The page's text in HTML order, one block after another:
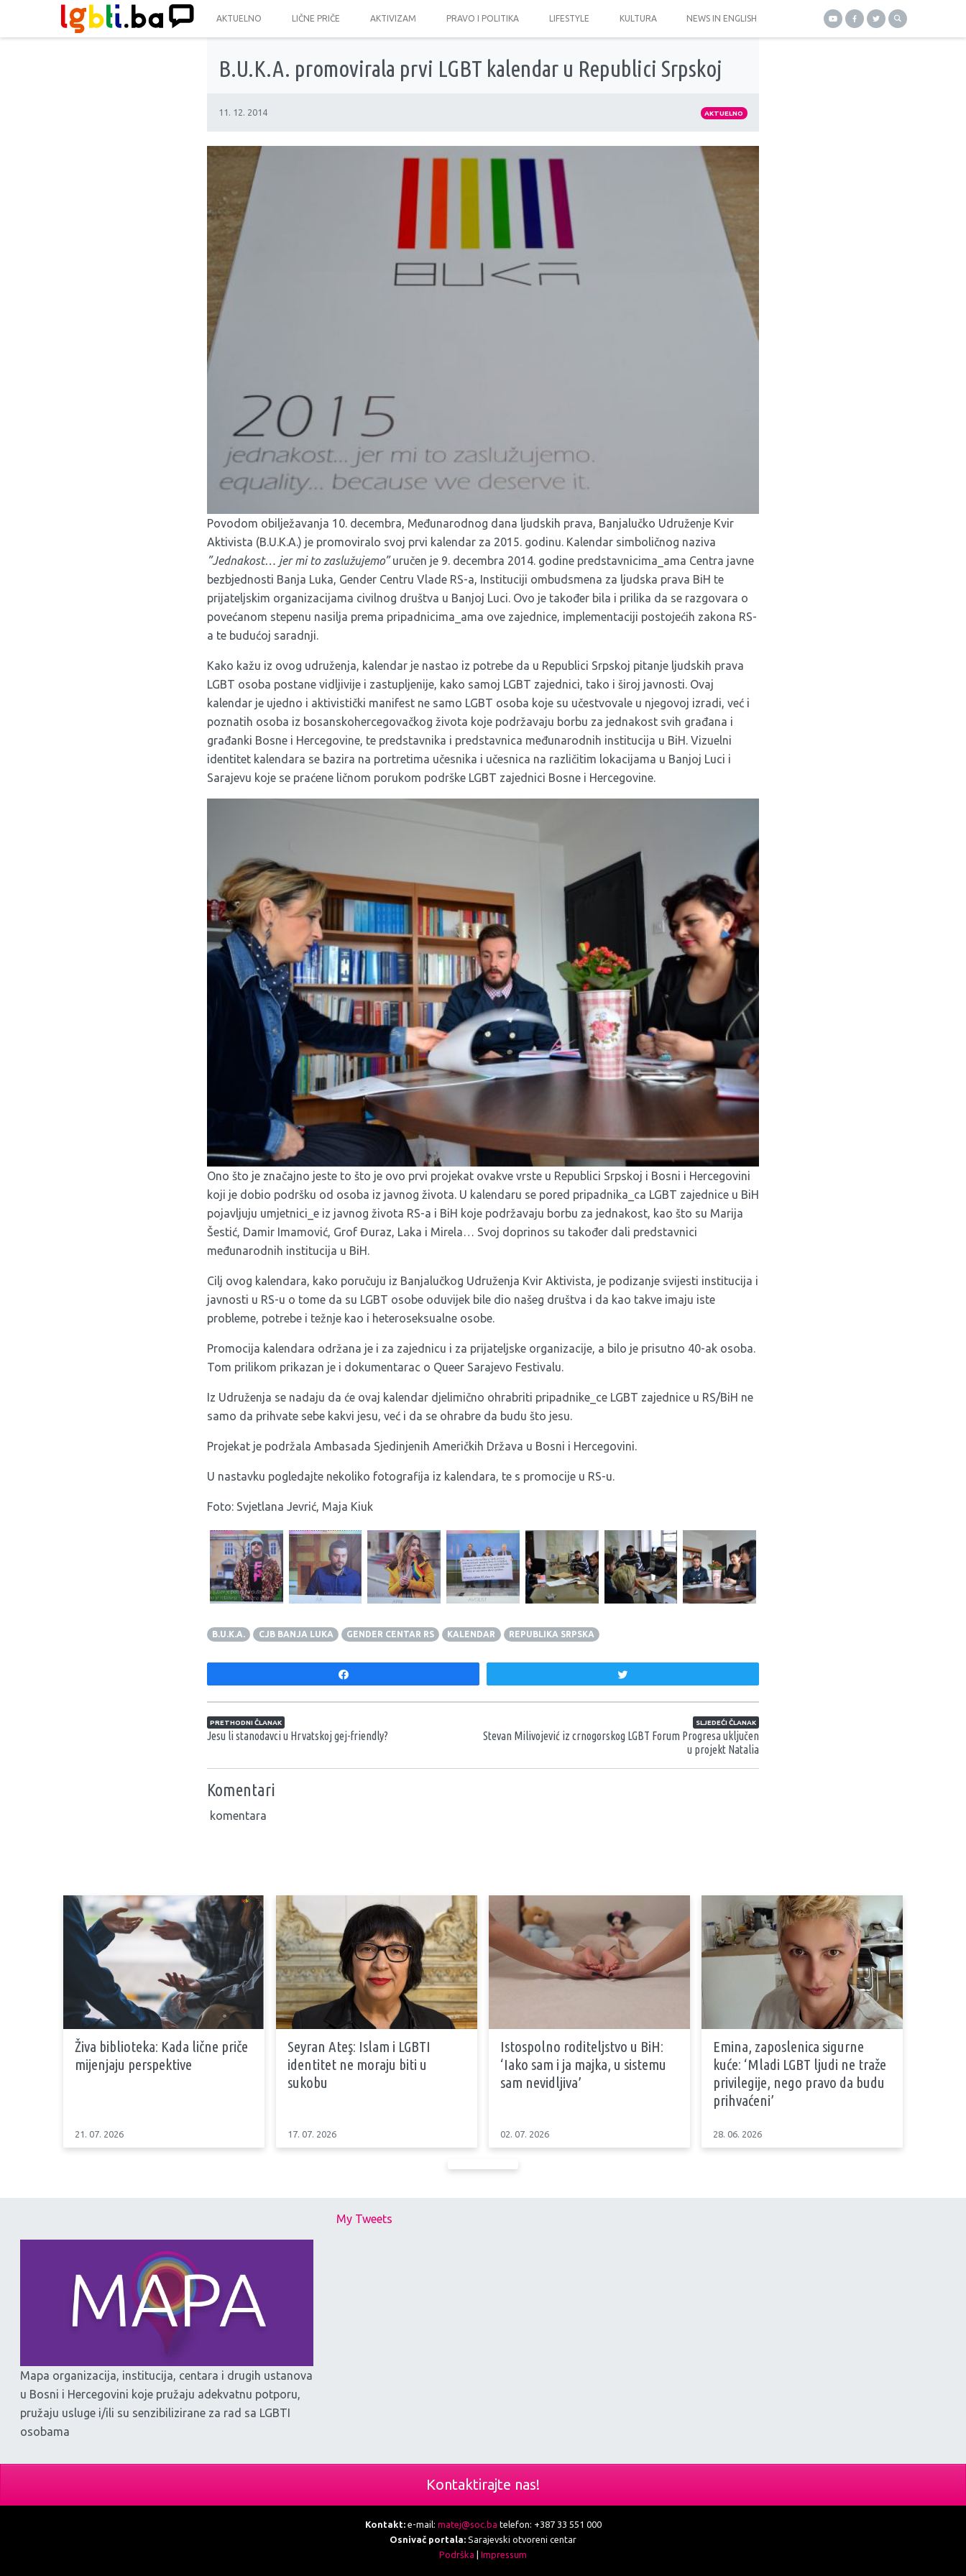
AKTUELNO LIČNE PRIČE AKTIVIZAM PRAVO I POLITIKA LIFESTYLE KULTURA NEWS IN ENGLISH
B.U.K.A. promovirala prvi LGBT kalendar u Republici Srpskoj
11. 12. 2014 AKTUELNO
Povodom obilježavanja 10. decembra, Međunarodnog dana ljudskih prava, Banjalučko Udruženje Kvir
Aktivista (B.U.K.A.) je promoviralo svoj prvi kalendar za 2015. godinu. Kalendar simboličnog naziva
”Jednakost… jer mi to zaslužujemo”uručen je 9. decembra 2014. godine predstavnicima_ama Centra javne
bezbjednosti Banja Luka, Gender Centru Vlade RS-a, Instituciji ombudsmena za ljudska prava BiH te
prijateljskim organizacijama civilnog društva u Banjoj Luci. Ovo je također bila i prilika da se razgovara o
povećanom stepenu nasilja prema pripadnicima_ama ove zajednice, implementaciji postojećih zakona RS-
a te budućoj saradnji.
Kako kažu iz ovog udruženja, kalendar je nastao iz potrebe da u Republici Srpskoj pitanje ljudskih prava
LGBT osoba postane vidljivije i zastupljenije, kako samoj LGBT zajednici, tako i široj javnosti. Ovaj
kalendar je ujedno i aktivistički manifest ne samo LGBT osoba koje su učestvovale u njegovoj izradi, već i
poznatih osoba iz bosanskohercegovačkog života koje podržavaju borbu za jednakost svih građana i
građanki Bosne i Hercegovine, te predstavnika i predstavnica međunarodnih institucija u BiH. Vizuelni
identitet kalendara se bazira na portretima učesnika i učesnica na različitim lokacijama u Banjoj Luci i
Sarajevu koje se praćene ličnom porukom podrške LGBT zajednici Bosne i Hercegovine.
Ono što je značajno jeste to što je ovo prvi projekat ovakve vrste u Republici Srpskoj i Bosni i Hercegovini
koji je dobio podršku od osoba iz javnog života. U kalendaru se pored pripadnika_ca LGBT zajednice u BiH
pojavljuju umjetnici_e iz javnog života RS-a i BiH koje podržavaju borbu za jednakost, kao što su Marija
Šestić, Damir Imamović, Grof Đuraz, Laka i Mirela… Svoj doprinos su također dali predstavnici
međunarodnih institucija u BiH.
Cilj ovog kalendara, kako poručuju iz Banjalučkog Udruženja Kvir Aktivista, je podizanje svijesti institucija i
javnosti u RS-u o tome da su LGBT osobe oduvijek bile dio našeg društva i da kao takve imaju iste
probleme, potrebe i težnje kao i heteroseksualne osobe.
Promocija kalendara održana je i za zajednicu i za prijateljske organizacije, a bilo je prisutno 40-ak osoba.
Tom prilikom prikazan je i dokumentarac o Queer Sarajevo Festivalu.
Iz Udruženja se nadaju da će ovaj kalendar djelimično ohrabriti pripadnike_ce LGBT zajednice u RS/BiH ne
samo da prihvate sebe kakvi jesu, već i da se ohrabre da budu što jesu.
Projekat je podržala Ambasada Sjedinjenih Američkih Država u Bosni i Hercegovini.
U nastavku pogledajte nekoliko fotografija iz kalendara, te s promocije u RS-u.
Foto: Svjetlana Jevrić, Maja Kiuk
B.U.K.A. CJB BANJA LUKA GENDER CENTAR RS KALENDAR REPUBLIKA SRPSKA
Navigacija članaka
PRETHODNI ČLANAK
Jesu li stanodavci u Hrvatskoj gej-friendly?
SLJEDEĆI ČLANAK
Stevan Milivojević iz crnogorskog LGBT Forum Progresa uključen
u projekt Natalia
Komentari
komentara
Živa biblioteka: Kada lične priče
mijenjaju perspektive
21. 07. 2026
Seyran Ateş: Islam i LGBTI
identitet ne moraju biti u
sukobu
17. 07. 2026
Istospolno roditeljstvo u BiH:
‘Iako sam i ja majka, u sistemu
sam nevidljiva’
02. 07. 2026
Emina, zaposlenica sigurne
kuće: ‘Mladi LGBT ljudi ne traže
privilegije, nego pravo da budu
prihvaćeni’
28. 06. 2026
Mapa organizacija, institucija, centara i drugih ustanova
u Bosni i Hercegovini koje pružaju adekvatnu potporu,
pružaju usluge i/ili su senzibilizirane za rad sa LGBTI
osobama
My Tweets
Kontaktirajte nas!
Kontakt:e-mail: matej@soc.ba telefon: +387 33 551 000
Osnivač portala: Sarajevski otvoreni centar
Podrška | Impressum